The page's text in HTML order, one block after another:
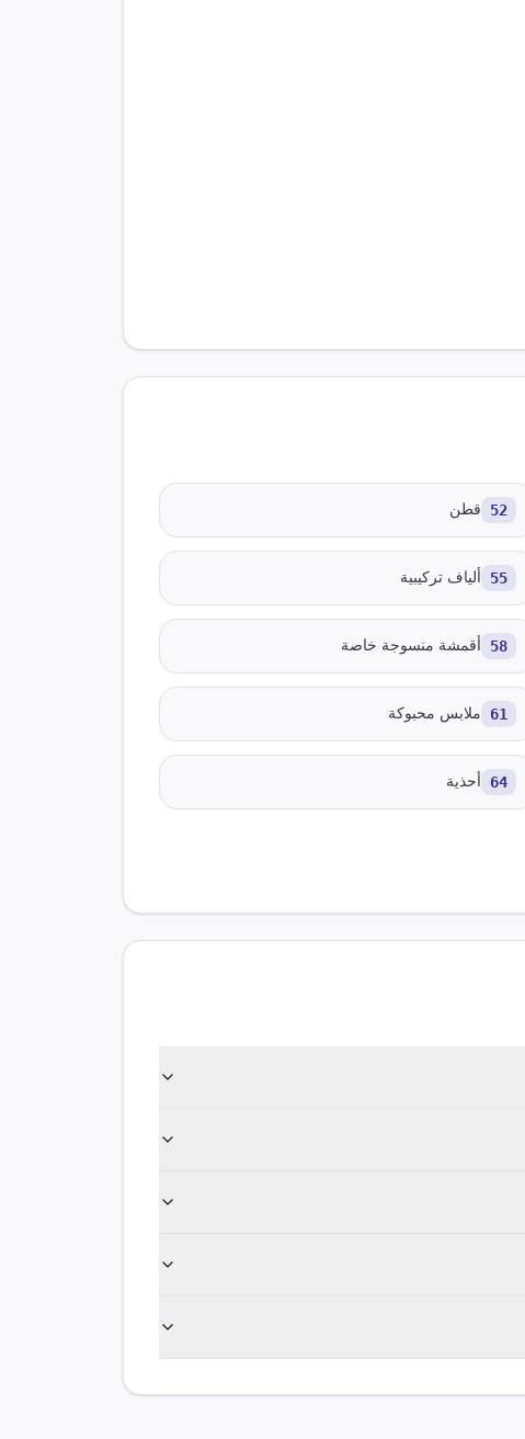
52 قطن
55 ألياف تركيبية
58 أقمشة منسوجة خاصة
61 ملابس محبوكة
64 أحذية